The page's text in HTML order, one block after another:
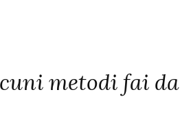
metodi fai da